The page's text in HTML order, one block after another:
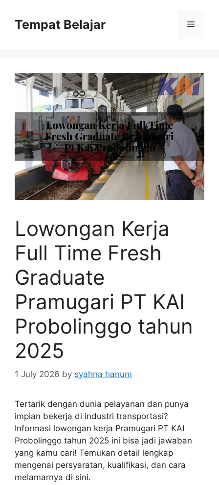
contentTempat Belajar Menu
Lowongan Kerja
Full Time Fresh
Graduate
Pramugari PT KAI
Probolinggo tahun
2025
1 July 2026 by syahna hanum
Tertarik dengan dunia pelayanan dan punya
impian bekerja di industri transportasi?
Informasi lowongan kerja Pramugari PT KAI
Probolinggo tahun 2025 ini bisa jadi jawaban
yang kamu cari! Temukan detail lengkap
mengenai persyaratan, kualifikasi, dan cara
melamarnya di sini.